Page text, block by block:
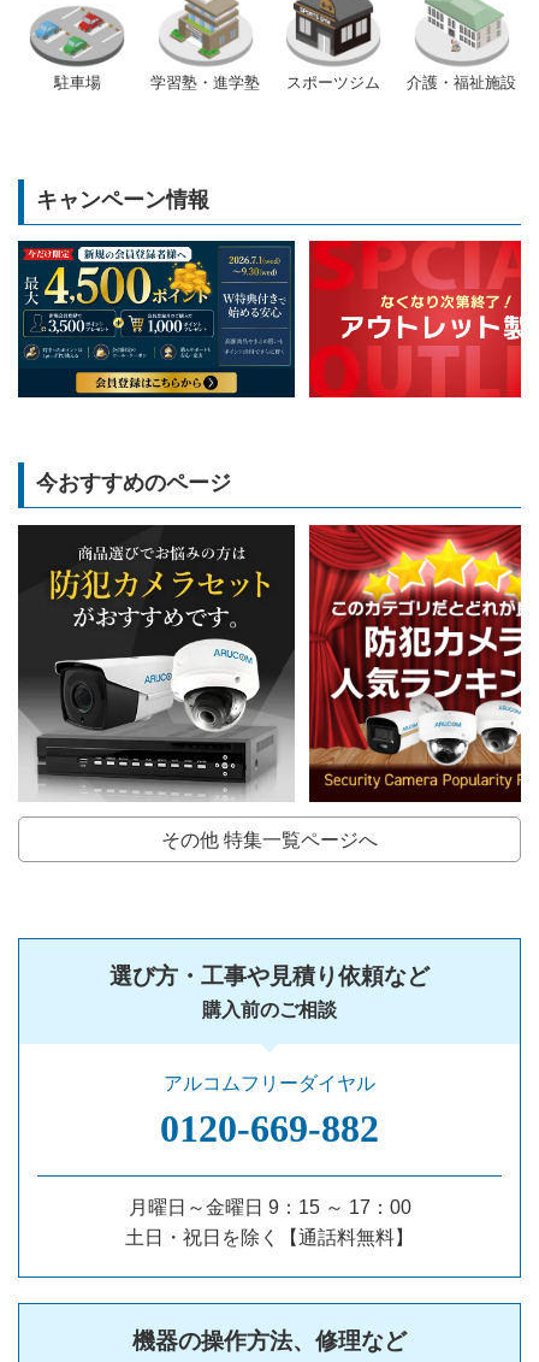
駐車場 学習塾・進学塾 スポーツジム 介護・福祉施設
キャンペーン情報
今おすすめのページ
その他 特集一覧ページへ
選び方・工事や見積り依頼など
購入前のご相談
アルコムフリーダイヤル
0120‐669‐882
月曜日～金曜日 9：15 ～ 17：00
土日・祝日を除く【通話料無料】
機器の操作方法、修理など